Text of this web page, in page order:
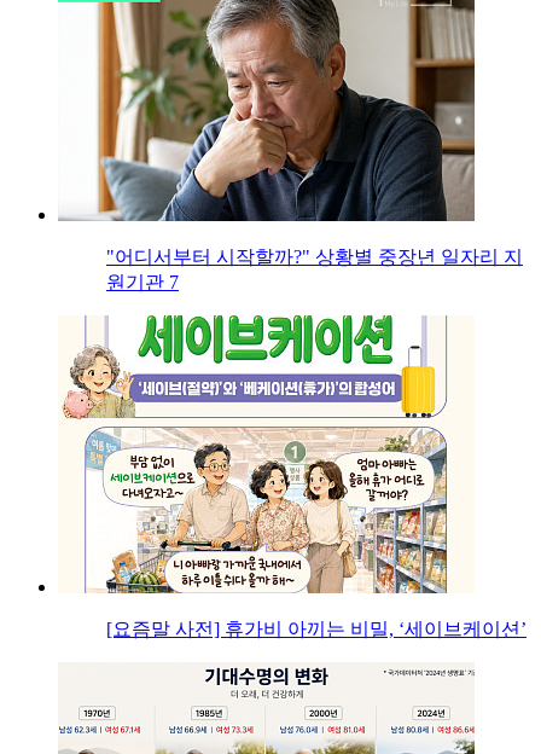
"어디서부터 시작할까?" 상황별 중장년 일자리 지
원기관 7
[요즘말 사전] 휴가비 아끼는 비밀, ‘세이브케이션’